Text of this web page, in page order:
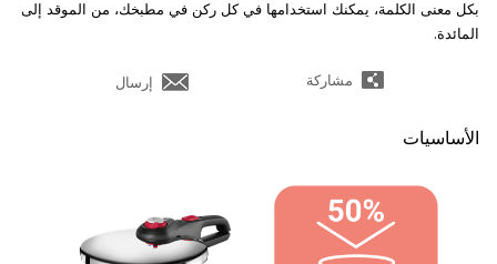
بكل معنى الكلمة، يمكنك استخدامها في كل ركن في مطبخك، من الموقد إلى
المائدة.
مشاركة إرسال
الأساسيات